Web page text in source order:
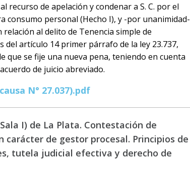
recurso de apelación y condenar a S. C. por el
consumo personal (Hecho I), y -por unanimidad-
al delito de Tenencia simple de
artículo 14 primer párrafo de la ley 23.737,
que se fije una nueva pena, teniendo en cuenta
de juicio abreviado.
N° 27.037).pdf
I) de La Plata. Contestación de
de gestor procesal. Principios de
tutela judicial efectiva y derecho de